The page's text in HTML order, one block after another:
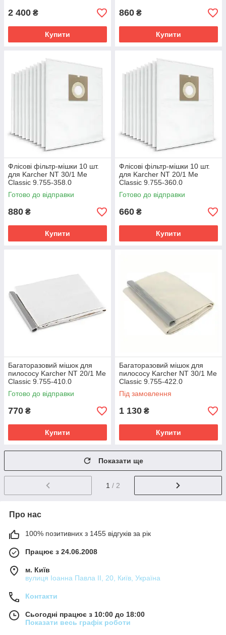
2 400 ₴
Купити
860 ₴
Купити
Флісові фільтр-мішки 10 шт.
для Karcher NT 30/1 Me
Classic 9.755-358.0
Готово до відправки
880 ₴
Купити
Флісові фільтр-мішки 10 шт.
для Karcher NT 20/1 Me
Classic 9.755-360.0
Готово до відправки
660 ₴
Купити
Багаторазовий мішок для
пилососу Karcher NT 20/1 Me
Classic 9.755-410.0
Готово до відправки
770 ₴
Купити
Багаторазовий мішок для
пилососу Karcher NT 30/1 Me
Classic 9.755-422.0
Під замовлення
1 130 ₴
Купити
Показати ще
1 / 2
Про нас
100% позитивних з 1455 відгуків за рік
Працює з 24.06.2008
м. Київ
вулиця Іоанна Павла ІІ, 20, Київ, Україна
Контакти
Сьогодні працює з 10:00 до 18:00
Показати весь графік роботи